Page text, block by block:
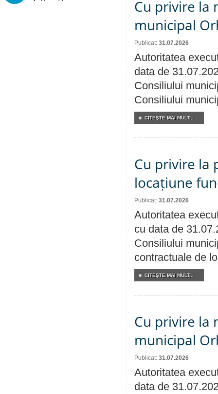
Cu privire la
municipal
Publicat: 31.07.2026
Autoritatea
data de
Consiliului
Consiliului
CITEŞTE MAI MULT...
Cu privire la
locațiune
Publicat: 31.07.2026
Autoritatea
cu data de
Consiliului
contractuale de
CITEŞTE MAI MULT...
Cu privire la
municipal
Publicat: 31.07.2026
Autoritatea
data de